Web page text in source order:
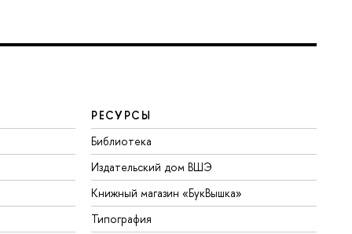
РЕСУРСЫ
Библиотека
Издательский дом ВШЭ
Книжный магазин «БукВышка»
Типография